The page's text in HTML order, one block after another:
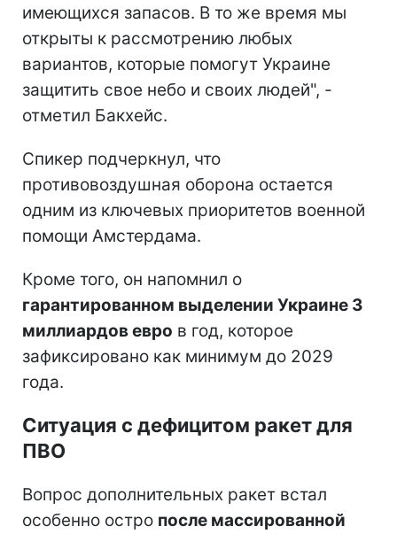
имеющихся запасов. В то же время мы
открыты к рассмотрению любых
вариантов, которые помогут Украине
защитить свое небо и своих людей", -
отметил Бакхейс.
Спикер подчеркнул, что
противовоздушная оборона остается
одним из ключевых приоритетов военной
помощи Амстердама.
Кроме того, он напомнил о
гарантированном выделении Украине 3
миллиардов евро в год, которое
зафиксировано как минимум до 2029
года.
Ситуация с дефицитом ракет для
ПВО
Вопрос дополнительных ракет встал
особенно остро после массированной